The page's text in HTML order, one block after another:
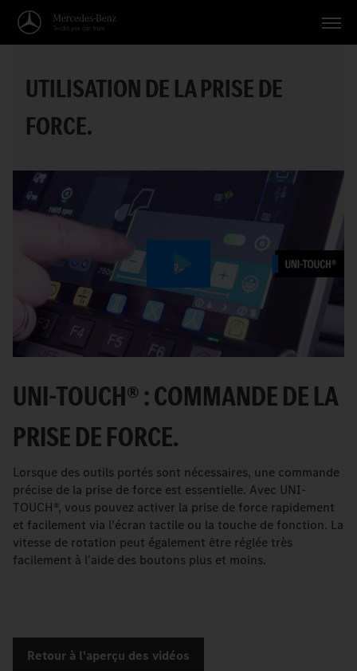
Applications
Thèmes
Service
Recherche
UTILISATION DE LA PRISE DE
FORCE.
Play
Video
UNI-TOUCH® : COMMANDE DE LA
PRISE DE FORCE.
Lorsque des outils portés sont nécessaires, une commande
précise de la prise de force est essentielle. Avec UNI-
TOUCH®, vous pouvez activer la prise de force rapidement
et facilement via l'écran tactile ou la touche de fonction. La
vitesse de rotation peut également être réglée très
facilement à l'aide des boutons plus et moins.
Retour à l'aperçu des vidéos